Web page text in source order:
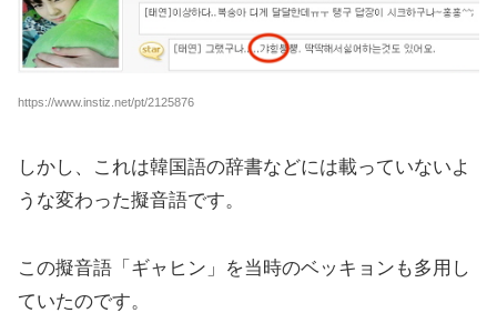
https://www.instiz.net/pt/2125876
しかし、これは韓国語の辞書などには載っていないよ
うな変わった擬音語です。
この擬音語「ギャヒン」を当時のベッキョンも多用し
ていたのです。